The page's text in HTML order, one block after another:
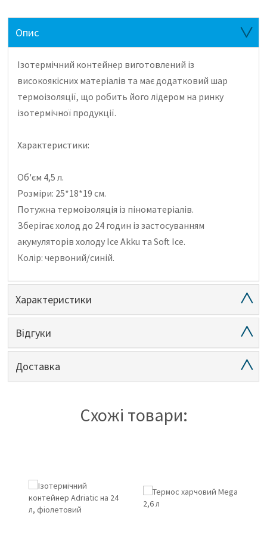
Опис
Ізотермічний контейнер виготовлений із
високоякісних матеріалів та має додатковий шар
термоізоляції, що робить його лідером на ринку
ізотермічної продукції.
Характеристики:
Об'єм 4,5 л.
Розміри: 25*18*19 см.
Потужна термоізоляція із піноматеріалів.
Зберігає холод до 24 годин із застосуванням
акумуляторів холоду Ice Akku та Soft Ice.
Колір: червоний/синій.
Характеристики
Відгуки
Доставка
Схожі товари: